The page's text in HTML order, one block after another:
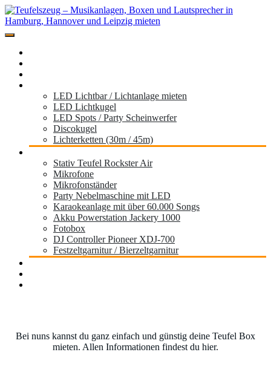
Zum
Inhalt
springen
Lautsprecher in Hamburg, Hannover und
Leipzig mieten
Festival, Hochzeit, Geburtstag oder die Gartenparty
LED Lichtbar / Lichtanlage mieten
LED Lichtkugel
LED Spots / Party Scheinwerfer
Discokugel
Lichterketten (30m / 45m)
Stativ Teufel Rockster Air
Mikrofone
Mikrofonständer
Party Nebelmaschine mit LED
Karaokeanlage mit über 60.000 Songs
Akku Powerstation Jackery 1000
Fotobox
DJ Controller Pioneer XDJ-700
Festzeltgarnitur / Bierzeltgarnitur
Bei nuns kannst du ganz einfach und günstig deine Teufel Box
mieten. Allen Informationen findest du hier.